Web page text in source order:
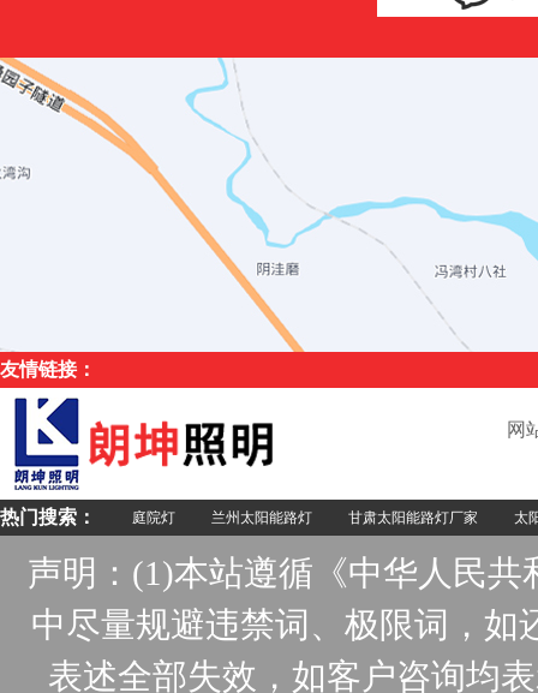
友情链接：
网
热门搜索： 庭院灯 兰州太阳能路灯 甘肃太阳能路灯厂家 太
声明：(1)本站遵循《中华人民
中尽量规避违禁词、极限词，
表述全部失效，如客户咨询均